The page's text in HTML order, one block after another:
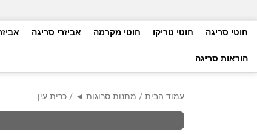
חוטי סריגה חוטי טריקו חוטי מקרמה אביזרי סריגה
הוראות סריגה
עמוד הבית / מתנות סרוגות ◄ / כרית עין